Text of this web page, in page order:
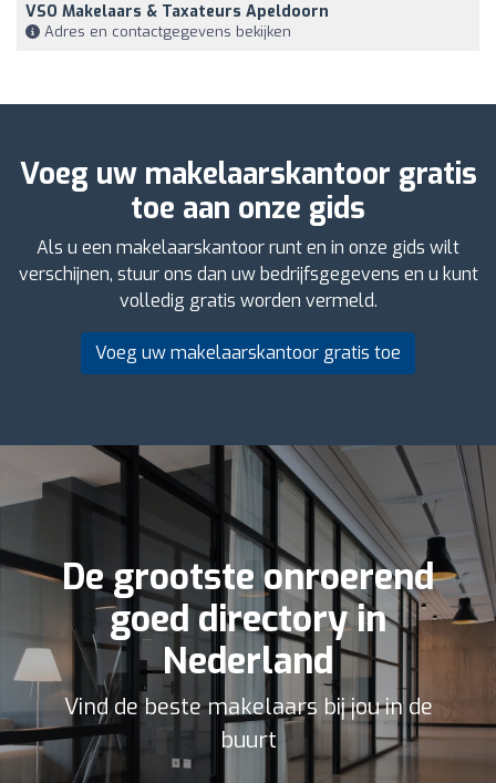
VSO Makelaars & Taxateurs Apeldoorn
Adres en contactgegevens bekijken
Voeg uw makelaarskantoor gratis
toe aan onze gids
Als u een makelaarskantoor runt en in onze gids wilt
verschijnen, stuur ons dan uw bedrijfsgegevens en u kunt
volledig gratis worden vermeld.
Voeg uw makelaarskantoor gratis toe
De grootste onroerend
goed directory in
Nederland
Vind de beste makelaars bij jou in de
buurt